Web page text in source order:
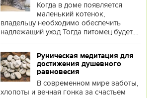
Когда в доме появляется
маленький котенок,
владельцу необходимо обеспечить
надлежащий уход Тогда питомец будет....
Руническая медитация для
достижения душевного
равновесия
В современном мире заботы,
хлопоты и вечная гонка за счастьем